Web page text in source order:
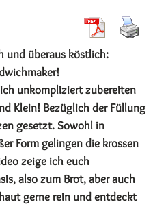
und überaus köstlich:
unkompliziert zubereiten
Klein! Bezüglich der Füllung
gesetzt. Sowohl in
Form gelingen die krossen
zeige ich euch
also zum Brot, aber auch
gerne rein und entdeckt